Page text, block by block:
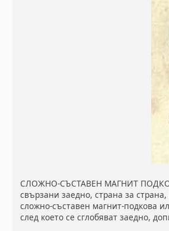
СЛОЖНО-СЪСТАВЕН МАГНИТ
свързани заедно, страна за
сложно-съставен магнит-подкова
след което се сглобяват заедно,